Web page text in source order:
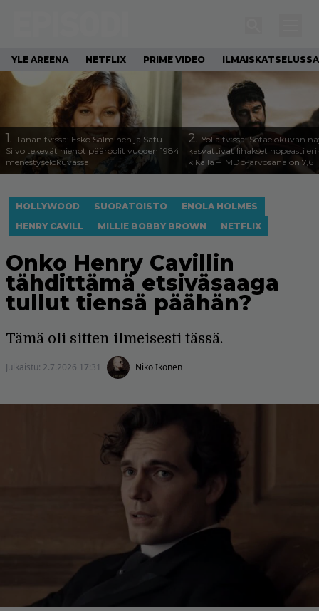
YLE AREENA NETFLIX PRIME VIDEO ILMAISKATSELUSSA
1. Tänän tv:ssä: Esko Salminen ja Satu
Silvo tekevät hienot pääroolit vuoden 1984
menestyselokuvassa
2. Yöllä tv:ssä: Sotaelokuvan
kasvattivat lihakset nopeasti
kikalla – IMDb-arvosana on 7,6
HOLLYWOOD SUORATOISTO
ENOLA HOLMES
HENRY CAVILL
MILLIE BOBBY BROWN NETFLIX
Onko Henry Cavillin
tähdittämä etsiväsaaga
tullut tiensä päähän?
Tämä oli sitten ilmeisesti tässä.
Julkaistu: 2.7.2026 17:31 Niko Ikonen